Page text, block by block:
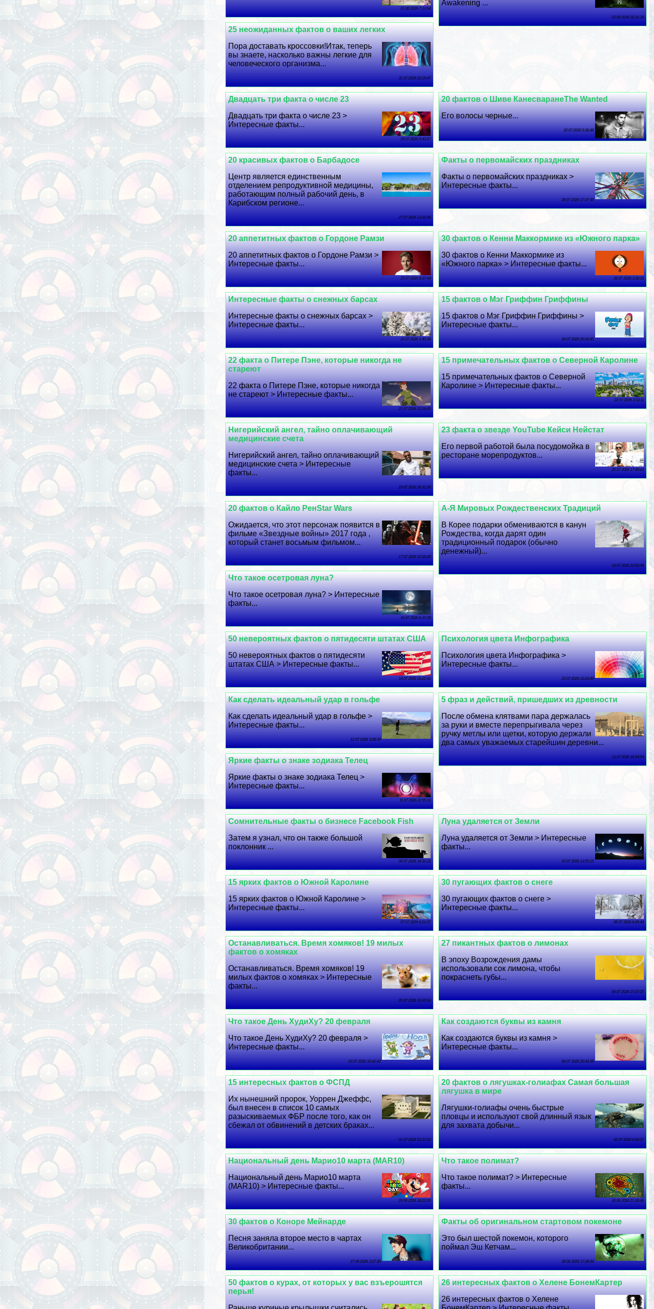
Awakening ...
02 08 2026 22:31:39
01 08 2026 7:13:54
25 неожиданных фактов о ваших легких
Пора доставать кроссовки!Итак, теперь
вы знаете, насколько важны легкие для
человеческого организма...
31 07 2026 22:19:47
20 фактов о Шиве КанесваранеThe Wanted
Его волосы черные...
30 07 2026 5:36:48
Двадцать три факта о числе 23
Двадцать три факта о числе 23 >
Интересные факты...
29 07 2026 5:43:57
Факты о первомайских праздниках
Факты о первомайских праздниках >
Интересные факты...
28 07 2026 17:27:30
20 красивых фактов о Барбадосе
Центр является единственным
отделением репродуктивной медицины,
работающим полный рабочий день, в
Карибском регионе...
27 07 2026 13:32:58
30 фактов о Кенни Маккормике из «Южного парка»
30 фактов о Кенни Маккормике из
«Южного парка» > Интересные факты...
26 07 2026 3:30:18
20 аппетитных фактов о Гордоне Рамзи
20 аппетитных фактов о Гордоне Рамзи >
Интересные факты...
25 07 2026 8:37:44
15 фактов о Мэг Гриффин Гриффины
15 фактов о Мэг Гриффин Гриффины >
Интересные факты...
24 07 2026 20:33:45
Интересные факты о снежных барсах
Интересные факты о снежных барсах >
Интересные факты...
23 07 2026 1:40:34
15 примечательных фактов о Северной Каролине
15 примечательных фактов о Северной
Каролине > Интересные факты...
22 07 2026 3:33:11
22 факта о Питере Пэне, которые никогда не
стареют
22 факта о Питере Пэне, которые никогда
не стареют > Интересные факты...
21 07 2026 12:18:45
23 факта о звезде YouTube Кейси Нейстат
Его первой работой была посудомойка в
ресторане морепродуктов...
20 07 2026 17:49:43
Нигерийский ангел, тайно оплачивающий
медицинские счета
Нигерийский ангел, тайно оплачивающий
медицинские счета > Интересные
факты...
19 07 2026 16:31:26
А-Я Мировых Рождественских Традиций
В Корее подарки обмениваются в канун
Рождества, когда дарят один
традиционный подарок (обычно
денежный)...
18 07 2026 23:50:59
20 фактов о Кайло РенStar Wars
Ожидается, что этот персонаж появится в
фильме «Звездные войны» 2017 года ,
который станет восьмым фильмом...
17 07 2026 10:39:28
Что такое осетровая луна?
Что такое осетровая луна? > Интересные
факты...
16 07 2026 6:37:35
Психология цвета Инфографика
Психология цвета Инфографика >
Интересные факты...
15 07 2026 10:23:49
50 невероятных фактов о пятидесяти штатах США
50 невероятных фактов о пятидесяти
штатах США > Интересные факты...
14 07 2026 16:22:41
5 фраз и действий, пришедших из древности
После обмена клятвами пара держалась
за руки и вместе перепрыгивала через
ручку метлы или щетки, которую держали
два самых уважаемых старейшин деревни...
13 07 2026 18:54:54
Как сделать идеальный удар в гольфе
Как сделать идеальный удар в гольфе >
Интересные факты...
12 07 2026 3:28:39
Яркие факты о знаке зодиака Телец
Яркие факты о знаке зодиака Телец >
Интересные факты...
11 07 2026 11:55:16
Луна удаляется от Земли
Луна удаляется от Земли > Интересные
факты...
10 07 2026 13:55:15
Сомнительные факты о бизнесе Facebook Fish
Затем я узнал, что он также большой
поклонник ...
09 07 2026 18:31:22
30 пугающих фактов о снеге
30 пугающих фактов о снеге >
Интересные факты...
08 07 2026 6:45:44
15 ярких фактов о Южной Каролине
15 ярких фактов о Южной Каролине >
Интересные факты...
07 07 2026 6:21:57
27 пикантных фактов о лимонах
В эпоху Возрождения дамы
использовали сок лимона, чтобы
покраснеть губы...
06 07 2026 15:37:25
Останавливаться. Время хомяков! 19 милых
фактов о хомяках
Останавливаться. Время хомяков! 19
милых фактов о хомяках > Интересные
факты...
05 07 2026 19:30:53
Как создаются буквы из камня
Как создаются буквы из камня >
Интересные факты...
04 07 2026 20:43:36
Что такое День ХудиХу? 20 февраля
Что такое День ХудиХу? 20 февраля >
Интересные факты...
03 07 2026 16:42:43
20 фактов о лягушках-голиафах Самая большая
лягушка в мире
Лягушки-голиафы очень быстрые
пловцы и используют свой длинный язык
для захвата добычи...
02 07 2026 6:59:57
15 интересных фактов о ФСПД
Их нынешний пророк, Уоррен Джеффс,
был внесен в список 10 самых
разыскиваемых ФБР после того, как он
сбежал от обвинений в детских бpaках...
01 07 2026 23:37:23
Что такое полимат?
Что такое полимат? > Интересные
факты...
30 06 2026 21:30:46
Национальный день Марио10 марта (MAR10)
Национальный день Марио10 марта
(MAR10) > Интересные факты...
29 06 2026 18:22:29
Факты об оригинальном стартовом покемоне
Это был шестой покемон, которого
поймал Эш Кетчам...
28 06 2026 17:28:44
30 фактов о Коноре Мейнарде
Песня заняла второе место в чартах
Великобритании...
27 06 2026 3:27:30
26 интересных фактов о Хелене БонемКартер
26 интересных фактов о Хелене
50 фактов о курах, от которых у вас взъерошятся
перья!